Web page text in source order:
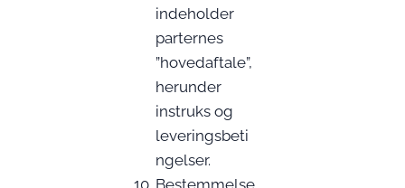
indeholder
parternes
”hovedaftale”,
herunder
instruks og
leveringsbeti
ngelser.